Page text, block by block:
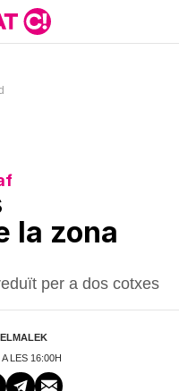
la zona
per a dos cotxes
LES 16:00H